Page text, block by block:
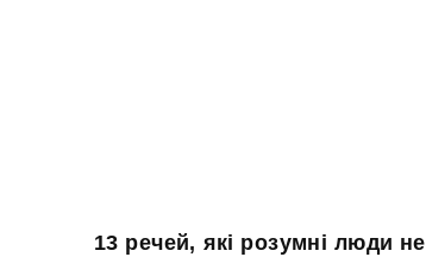
13 речей, які розумні люди не